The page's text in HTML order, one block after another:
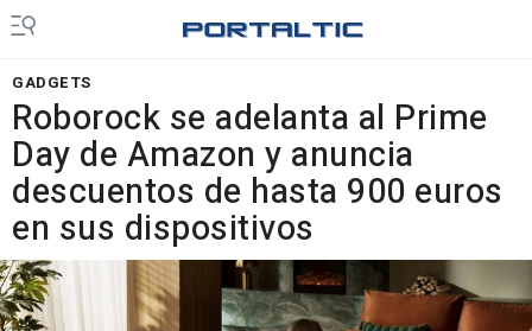
GADGETS
Roborock se adelanta al Prime
Day de Amazon y anuncia
descuentos de hasta 900 euros
en sus dispositivos